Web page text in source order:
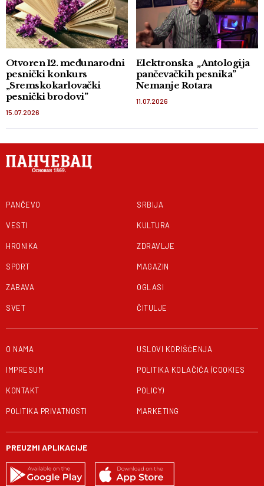
Otvoren 12. međunarodni
pesnički konkurs
„Sremskokarlovački
pesnički brodovi”
15.07.2026
Elektronska „Antologija
pančevačkih pesnika”
Nemanje Rotara
11.07.2026
PANČEVO
VESTI
HRONIKA
SPORT
ZABAVA
SVET
SRBIJA
KULTURA
ZDRAVLJE
MAGAZIN
OGLASI
ČITULJE
O NAMA
IMPRESUM
KONTAKT
POLITIKA PRIVATNOSTI
USLOVI KORIŠĆENJA
POLITIKA KOLAČIĆA (COOKIES
POLICY)
MARKETING
PREUZMI APLIKACIJE